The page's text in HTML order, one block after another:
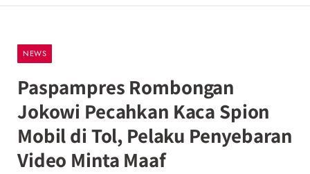
NEWS
Paspampres Rombongan
Jokowi Pecahkan Kaca Spion
Mobil di Tol, Pelaku Penyebaran
Video Minta Maaf